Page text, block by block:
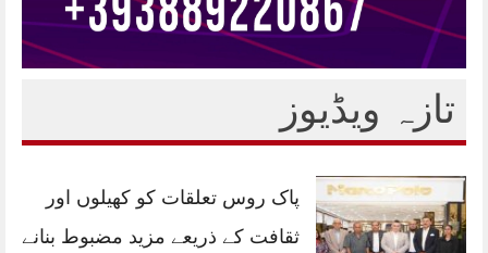
تازہ ویڈیوز
پاک روس تعلقات کو کھیلوں اور
ثقافت کے ذریعے مزید مضبوط بنانے